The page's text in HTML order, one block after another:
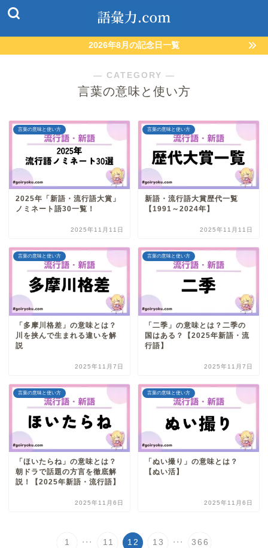
2026年8月の記念日一覧
― CATEGORY ―
言葉の意味と使い方
言葉の意味と使い方
2025年「新語・流行語大賞」
ノミネート語30一覧！
2025年11月11日
言葉の意味と使い方
新語・流行語大賞歴代一覧
【1991～2024年】
2025年11月11日
言葉の意味と使い方
「多摩川格差」の意味とは？
川を挟んで生まれる違いを解
説
2025年11月7日
言葉の意味と使い方
「二季」の意味とは？二季の
国はある？【2025年新語・流
行語】
2025年11月7日
言葉の意味と使い方
「ほいたらね」の意味とは？
朝ドラで話題の方言を徹底解
説！【2025年新語・流行語】
2025年11月6日
言葉の意味と使い方
「ぬい撮り」の意味とは？
【ぬい活】
2025年11月6日
1 ... 11 12 13 ... 366